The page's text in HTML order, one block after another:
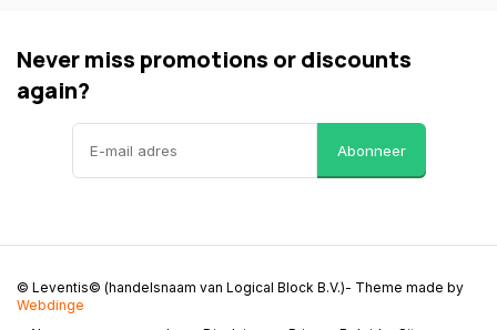
Never miss promotions or discounts
again?
Abonneer
© Leventis© (handelsnaam van Logical Block B.V.)- Theme made by
Webdinge